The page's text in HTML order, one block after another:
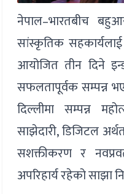
नेपाल–भारतबीच
सांस्कृतिक सहकार्यलाई
आयोजित तीन दिने
सफलतापूर्वक सम्पन्न
दिल्लीमा सम्पन्न
साझेदारी, डिजिटल
सशक्तीकरण र
अपरिहार्य रहेको साझा